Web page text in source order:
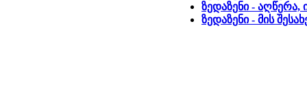
ზედაზენი -
ზედაზენი - მის